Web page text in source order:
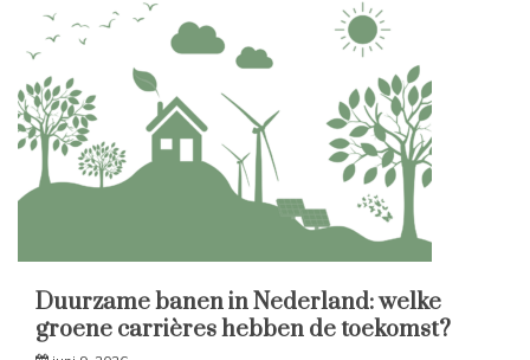
Duurzame banen in Nederland: welke
groene carrières hebben de toekomst?